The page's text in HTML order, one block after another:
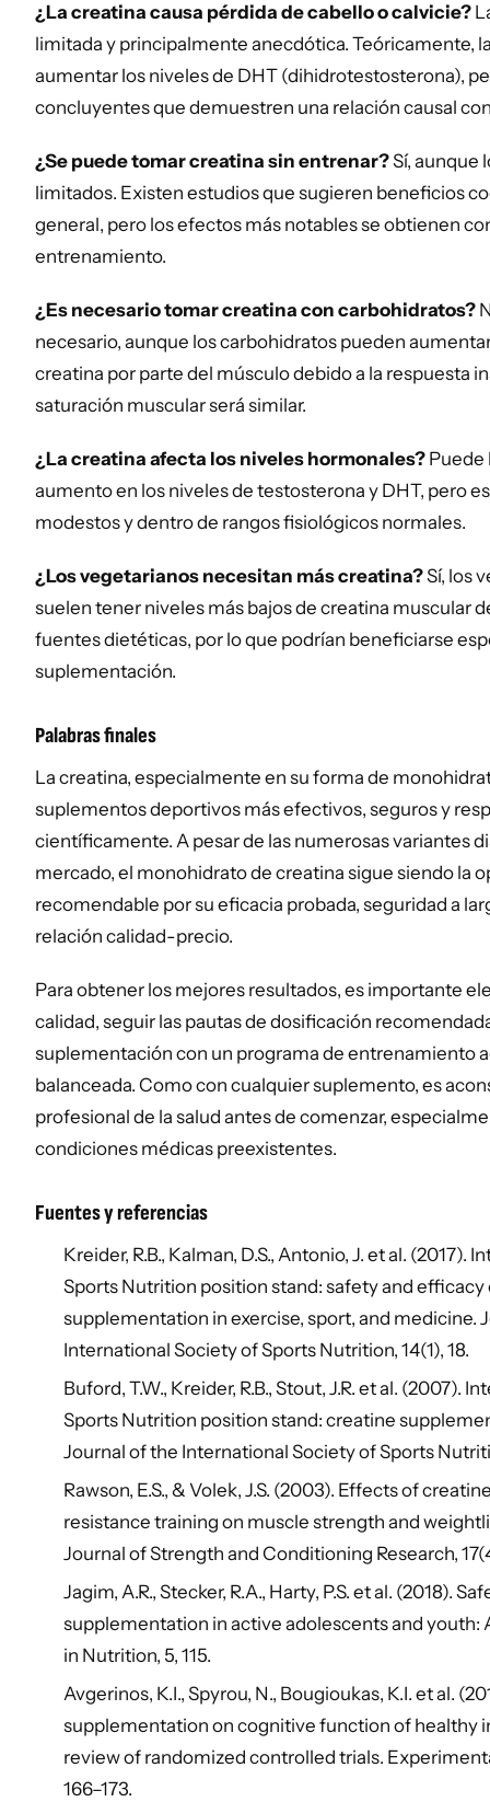
¿La creatina causa pérdida de cabello o calvicie?
limitada y principalmente anecdótica. Teóricamente,
aumentar los niveles de DHT (dihidrotestosterona),
concluyentes que demuestren una relación causal
¿Se puede tomar creatina sin entrenar?Sí, aunque
limitados. Existen estudios que sugieren beneficios
general, pero los efectos más notables se obtienen
entrenamiento.
¿Es necesario tomar creatina con carbohidratos?
necesario, aunque los carbohidratos pueden
creatina por parte del músculo debido a la respuesta
saturación muscular será similar.
¿La creatina afecta los niveles hormonales? Puede
aumento en los niveles de testosterona y DHT, pero
modestos y dentro de rangos fisiológicos normales.
¿Los vegetarianos necesitan más creatina?Sí, los
suelen tener niveles más bajos de creatina muscular
fuentes dietéticas, por lo que podrían beneficiarse
suplementación.
Palabras finales
La creatina, especialmente en su forma de
suplementos deportivos más efectivos, seguros y
científicamente. A pesar de las numerosas variantes
mercado, el monohidrato de creatina sigue siendo la
recomendable por su eficacia probada, seguridad a
relación calidad-precio.
Para obtener los mejores resultados, es importante
calidad, seguir las pautas de dosificación
suplementación con un programa de entrenamiento
balanceada. Como con cualquier suplemento, es
profesional de la salud antes de comenzar,
condiciones médicas preexistentes.
Fuentes y referencias
Kreider, R.B., Kalman, D.S., Antonio, J. et al. (2017).
Sports Nutrition position stand: safety and
supplementation in exercise, sport, and medicine.
International Society of Sports Nutrition, 14(1), 18.
Buford, T.W., Kreider, R.B., Stout, J.R. et al. (2007).
Sports Nutrition position stand: creatine
Journal of the International Society of Sports
Rawson, E.S., & Volek, J.S. (2003). Effects of
resistance training on muscle strength and
Journal of Strength and Conditioning Research,
Jagim, A.R., Stecker, R.A., Harty, P.S. et al. (2018).
supplementation in active adolescents and youth:
in Nutrition, 5, 115.
Avgerinos, K.I., Spyrou, N., Bougioukas, K.I. et al.
supplementation on cognitive function of healthy
review of randomized controlled trials.
166–173.